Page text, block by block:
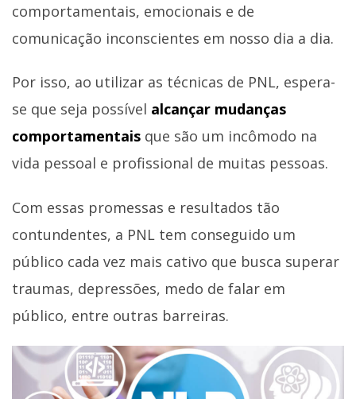
comportamentais, emocionais e de
comunicação inconscientes em nosso dia a dia.
Por isso, ao utilizar as técnicas de PNL, espera-
se que seja possível alcançar mudanças
comportamentais que são um incômodo na
vida pessoal e profissional de muitas pessoas.
Com essas promessas e resultados tão
contundentes, a PNL tem conseguido um
público cada vez mais cativo que busca superar
traumas, depressões, medo de falar em
público, entre outras barreiras.